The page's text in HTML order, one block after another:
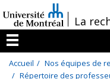
au
contenu
/La
Menu
Accueil
Nos équipes de
Répertoire des